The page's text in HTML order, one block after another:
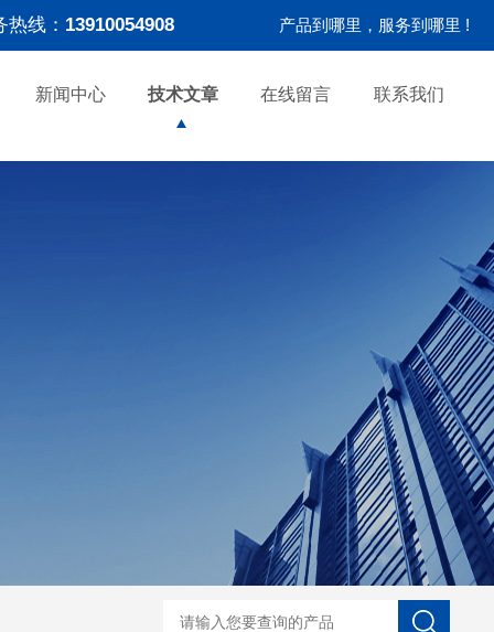
热线： 13910054908 产品到哪里，服务到哪里 !
新闻中心 技术文章 在线留言 联系我们
公马精子分析仪 种马精子分析仪 马精子分析仪